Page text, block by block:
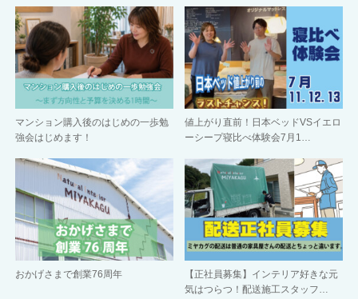
マンション購入後のはじめの一歩勉
強会はじめます！
値上がり直前！日本ベッドVSイエロ
ーシープ寝比べ体験会7月1…
おかげさまで創業76周年
【正社員募集】インテリア好きな元
気はつらつ！配送施工スタッフ…